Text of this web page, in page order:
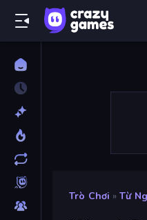
Trò Chơi » Từ